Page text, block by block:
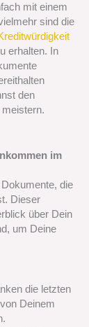
mit einem
sind die
erhalten. In
den
im
die
Dieser
über Dein
um Deine
die letzten
Deinem